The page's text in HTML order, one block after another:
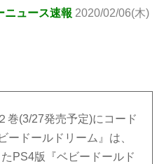
ニュース速報 2020/02/06(木)
巻(3/27発売予定)にコード
ードールドリーム』は、
PS4版『ベビードールド